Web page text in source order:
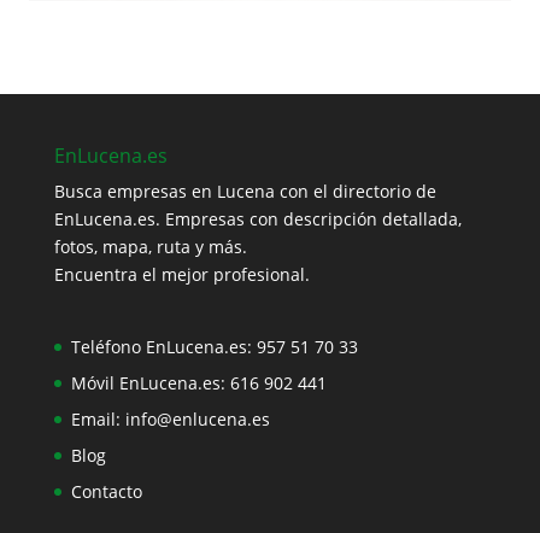
EnLucena.es
Busca empresas en Lucena con el directorio de
EnLucena.es. Empresas con descripción detallada,
fotos, mapa, ruta y más.
Encuentra el mejor profesional.
Teléfono EnLucena.es: 957 51 70 33
Móvil EnLucena.es: 616 902 441
Email: info@enlucena.es
Blog
Contacto